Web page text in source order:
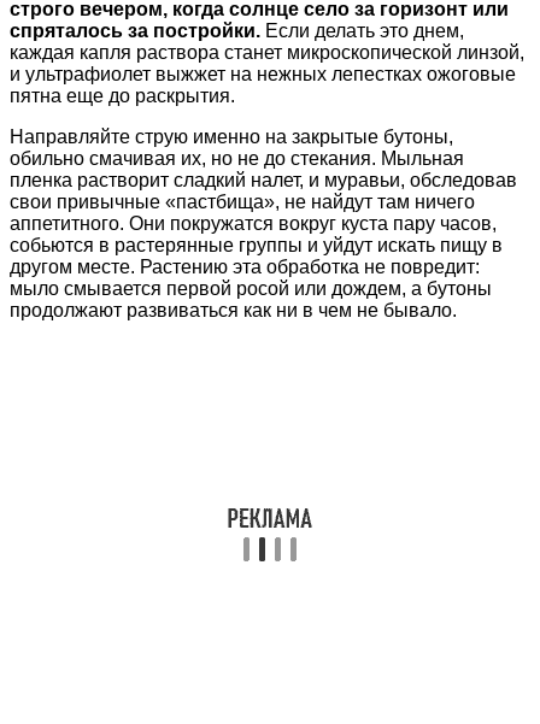
строго вечером, когда солнце село за горизонт или
спряталось за постройки. Если делать это днем,
каждая капля раствора станет микроскопической линзой,
и ультрафиолет выжжет на нежных лепестках ожоговые
пятна еще до раскрытия.
Направляйте струю именно на закрытые бутоны,
обильно смачивая их, но не до стекания. Мыльная
пленка растворит сладкий налет, и муравьи, обследовав
свои привычные «пастбища», не найдут там ничего
аппетитного. Они покружатся вокруг куста пару часов,
собьются в растерянные группы и уйдут искать пищу в
другом месте. Растению эта обработка не повредит:
мыло смывается первой росой или дождем, а бутоны
продолжают развиваться как ни в чем не бывало.